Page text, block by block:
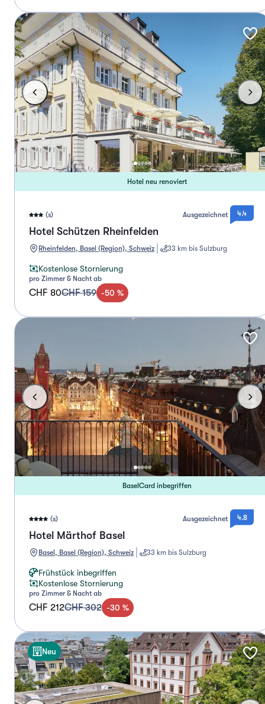
Hotel neu renoviert
(s) Ausgezeichnet 4.4
Hotel Schützen Rheinfelden
Rheinfelden, Basel (Region), Schweiz 33 km bis Sulzburg
Kostenlose Stornierung
pro Zimmer & Nacht ab
CHF 80CHF 159 -50 %
BaselCard inbegriffen
(s) Ausgezeichnet 4.8
Hotel Märthof Basel
Basel, Basel (Region), Schweiz 33 km bis Sulzburg
Frühstück inbegriffen
Kostenlose Stornierung
pro Zimmer & Nacht ab
CHF 212CHF 302 -30 %
Neu